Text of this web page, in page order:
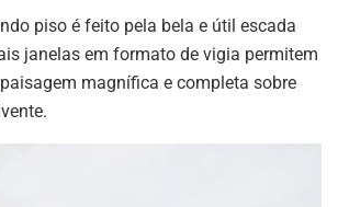
piso é feito pela bela e útil escada
janelas em formato de vigia permitem
magnífica e completa sobre